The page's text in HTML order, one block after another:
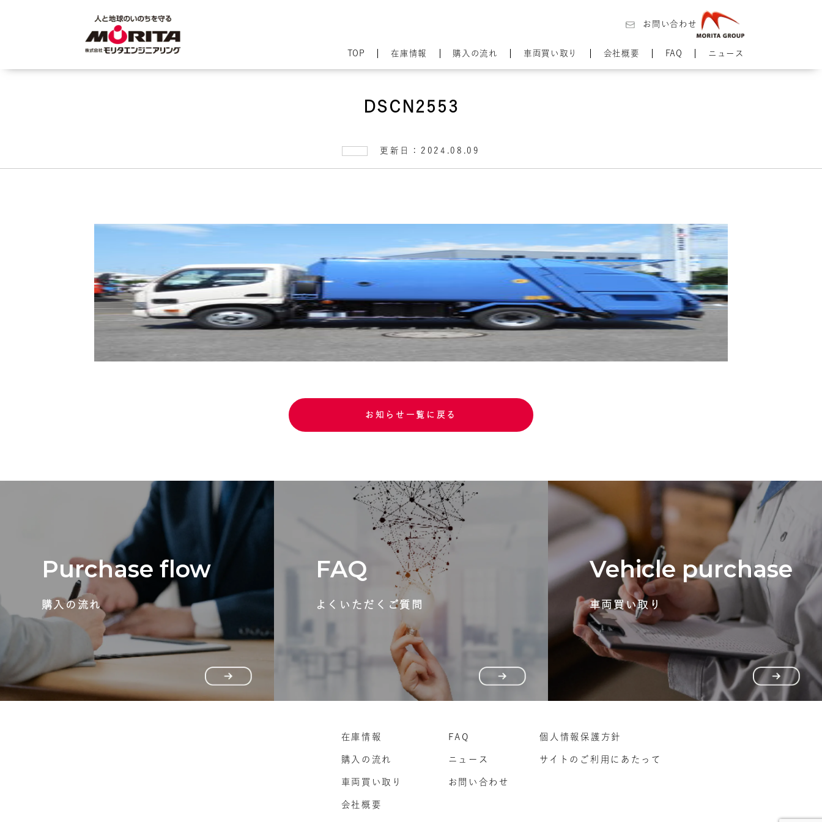
お問い合わせ
TOP 在庫情報 購入の流れ 車両買い取り 会社概要 FAQ ニュース
DSCN2553
更新日：2024.08.09
お知らせ一覧に戻る
Purchase flow
購入の流れ
FAQ
よくいただくご質問
Vehicle purchase
車両買い取り
在庫情報
購入の流れ
車両買い取り
会社概要
FAQ
ニュース
お問い合わせ
個人情報保護方針
サイトのご利用にあたって